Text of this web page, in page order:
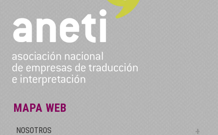
MAPA WEB
NOSOTROS